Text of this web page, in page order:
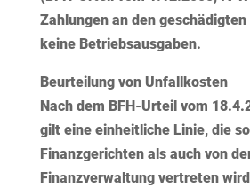
Zahlungen an den
keine Betriebsausgaben.
Beurteilung von Unfallkosten
Nach dem BFH-Urteil vom
gilt eine einheitliche Linie, die
Finanzgerichten als auch von
Finanzverwaltung vertreten